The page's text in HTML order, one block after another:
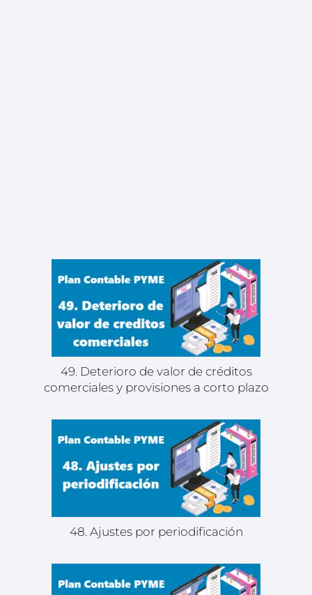
49. Deterioro de valor de créditos
comerciales y provisiones a corto plazo
48. Ajustes por periodificación